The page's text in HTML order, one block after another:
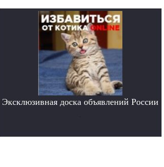
Эксклюзивная доска объявлений России